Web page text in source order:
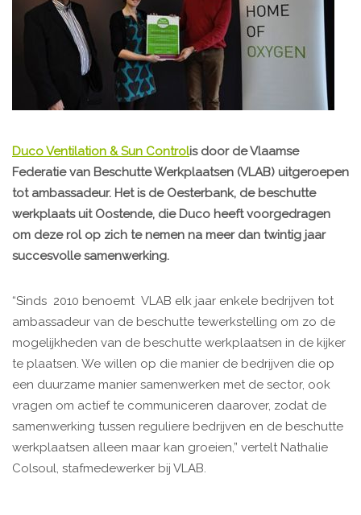
Duco Ventilation & Sun Controlis door de Vlaamse
Federatie van Beschutte Werkplaatsen (VLAB) uitgeroepen
tot ambassadeur. Het is de Oesterbank, de beschutte
werkplaats uit Oostende, die Duco heeft voorgedragen
om deze rol op zich te nemen na meer dan twintig jaar
succesvolle samenwerking.
“Sinds 2010 benoemt VLAB elk jaar enkele bedrijven tot
ambassadeur van de beschutte tewerkstelling om zo de
mogelijkheden van de beschutte werkplaatsen in de kijker
te plaatsen. We willen op die manier de bedrijven die op
een duurzame manier samenwerken met de sector, ook
vragen om actief te communiceren daarover, zodat de
samenwerking tussen reguliere bedrijven en de beschutte
werkplaatsen alleen maar kan groeien,” vertelt Nathalie
Colsoul, stafmedewerker bij VLAB.